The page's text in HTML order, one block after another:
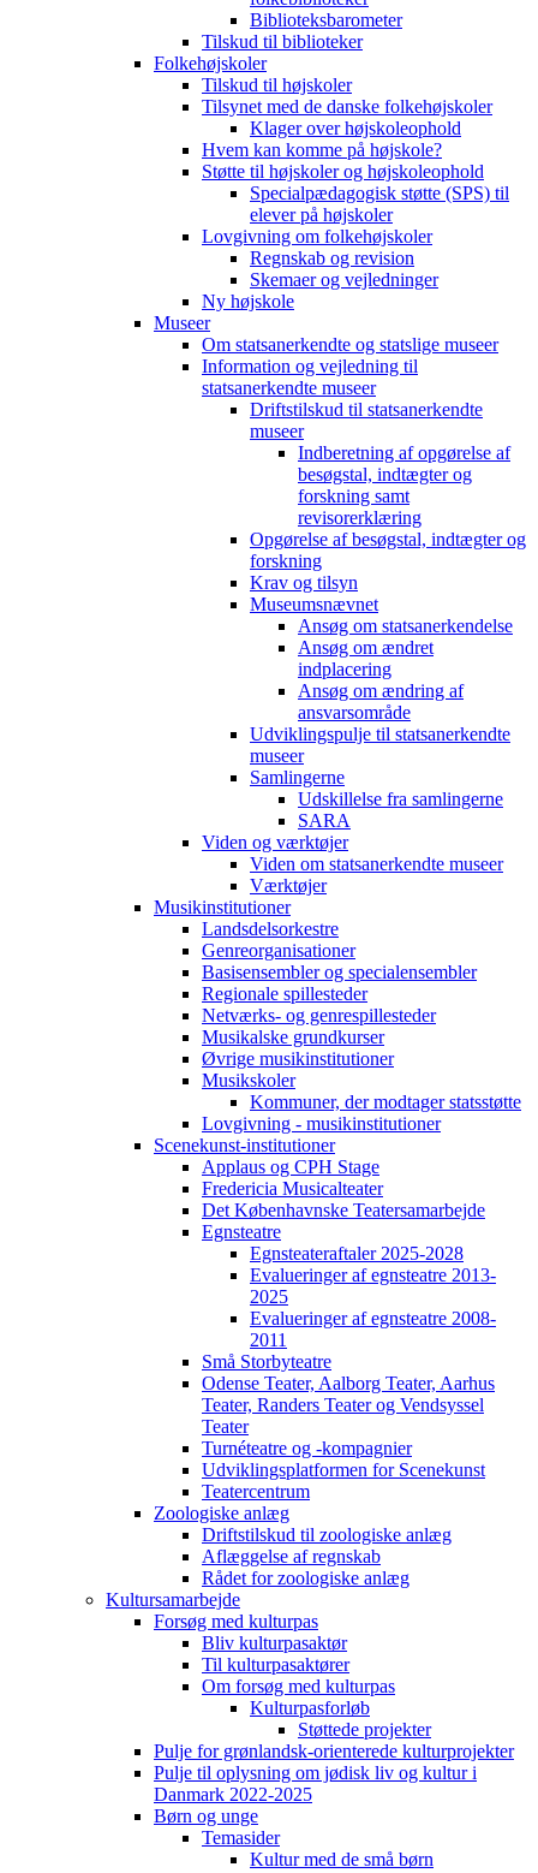
Biblioteksbarometer
Tilskud til biblioteker
Folkehøjskoler
Tilskud til højskoler
Tilsynet med de danske folkehøjskoler
Klager over højskoleophold
Hvem kan komme på højskole?
Støtte til højskoler og højskoleophold
Specialpædagogisk støtte (SPS) til
elever på højskoler
Lovgivning om folkehøjskoler
Regnskab og revision
Skemaer og vejledninger
Ny højskole
Museer
Om statsanerkendte og statslige museer
Information og vejledning til
statsanerkendte museer
Driftstilskud til statsanerkendte
museer
Indberetning af opgørelse af
besøgstal, indtægter og
forskning samt
revisorerklæring
Opgørelse af besøgstal, indtægter og
forskning
Krav og tilsyn
Museumsnævnet
Ansøg om statsanerkendelse
Ansøg om ændret
indplacering
Ansøg om ændring af
ansvarsområde
Udviklingspulje til statsanerkendte
museer
Samlingerne
Udskillelse fra samlingerne
SARA
Viden og værktøjer
Viden om statsanerkendte museer
Værktøjer
Musikinstitutioner
Landsdelsorkestre
Genreorganisationer
Basisensembler og specialensembler
Regionale spillesteder
Netværks- og genrespillesteder
Musikalske grundkurser
Øvrige musikinstitutioner
Musikskoler
Kommuner, der modtager statsstøtte
Lovgivning - musikinstitutioner
Scenekunst-institutioner
Applaus og CPH Stage
Fredericia Musicalteater
Det Københavnske Teatersamarbejde
Egnsteatre
Egnsteateraftaler 2025-2028
Evalueringer af egnsteatre 2013-
2025
Evalueringer af egnsteatre 2008-
2011
Små Storbyteatre
Odense Teater, Aalborg Teater, Aarhus
Teater, Randers Teater og Vendsyssel
Teater
Turnéteatre og -kompagnier
Udviklingsplatformen for Scenekunst
Teatercentrum
Zoologiske anlæg
Driftstilskud til zoologiske anlæg
Aflæggelse af regnskab
Rådet for zoologiske anlæg
Kultursamarbejde
Forsøg med kulturpas
Bliv kulturpasaktør
Til kulturpasaktører
Om forsøg med kulturpas
Kulturpasforløb
Støttede projekter
Pulje for grønlandsk-orienterede kulturprojekter
Pulje til oplysning om jødisk liv og kultur i
Danmark 2022-2025
Børn og unge
Temasider
Kultur med de små børn